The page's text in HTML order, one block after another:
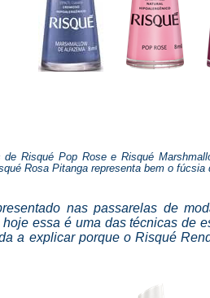
Risqué Pop Rose e Risqué
Rosa Pitanga representa bem o fúcsia
nas passarelas de
essa é uma das técnicas de
a explicar porque o Risqué